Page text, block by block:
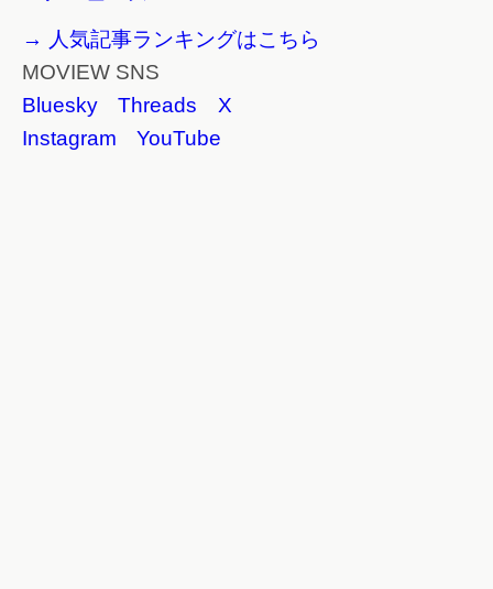
→ 人気記事ランキングはこちら
MOVIEW SNS
Bluesky
Threads
X
Instagram
YouTube